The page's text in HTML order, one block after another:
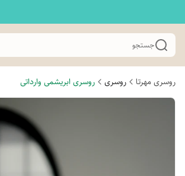
جستجو
روسری مهرتا روسری روسری ابریشمی وارداتی